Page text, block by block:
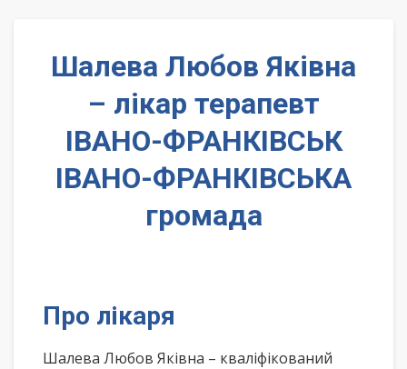
Шалева Любов Яківна
– лікар терапевт
ІВАНО-ФРАНКІВСЬК
ІВАНО-ФРАНКІВСЬКА
громада
Про лікаря
Шалева Любов Яківна – кваліфікований